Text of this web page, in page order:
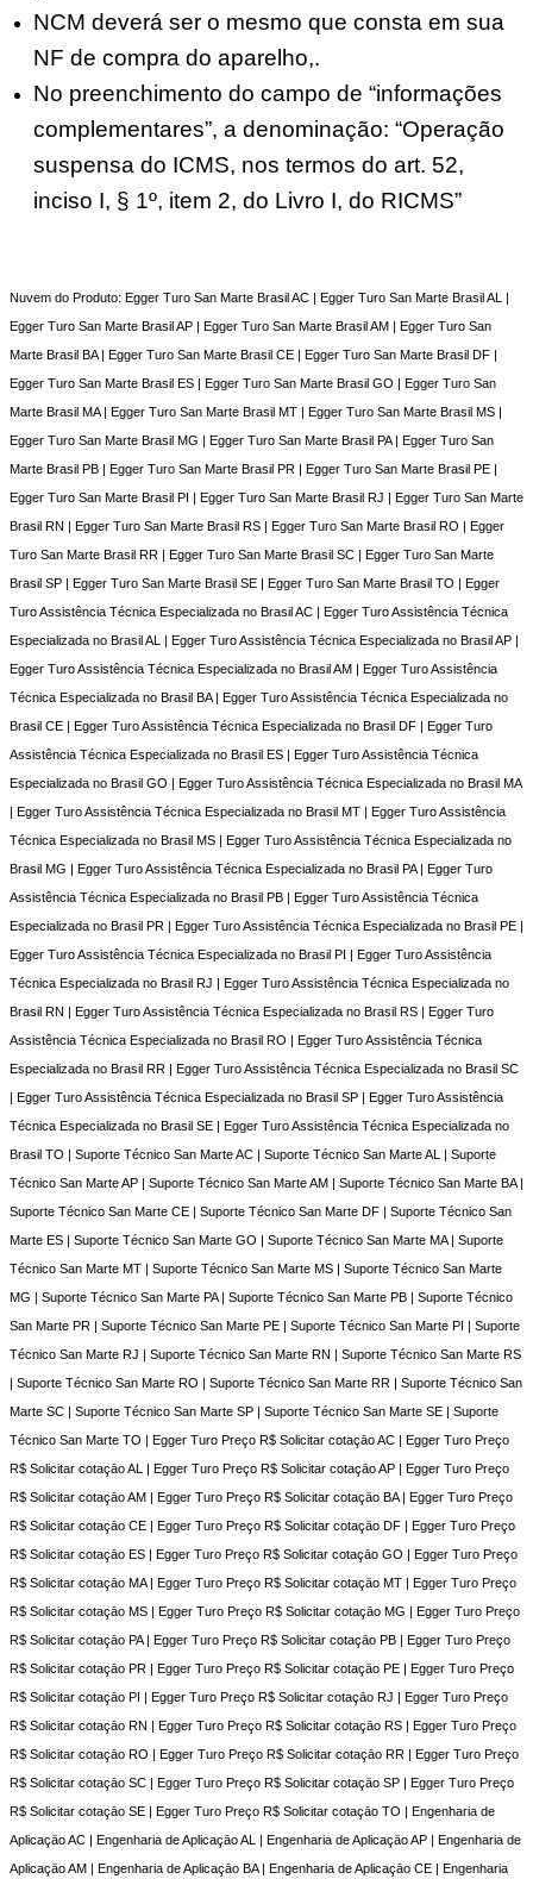
NCM deverá ser o mesmo que consta em sua
NF de compra do aparelho,.
No preenchimento do campo de “informações
complementares”, a denominação: “Operação
suspensa do ICMS, nos termos do art. 52,
inciso I, § 1º, item 2, do Livro I, do RICMS”
Nuvem do Produto: Egger Turo San Marte Brasil AC | Egger Turo San Marte Brasil AL |
Egger Turo San Marte Brasil AP | Egger Turo San Marte Brasil AM | Egger Turo San
Marte Brasil BA | Egger Turo San Marte Brasil CE | Egger Turo San Marte Brasil DF |
Egger Turo San Marte Brasil ES | Egger Turo San Marte Brasil GO | Egger Turo San
Marte Brasil MA | Egger Turo San Marte Brasil MT | Egger Turo San Marte Brasil MS |
Egger Turo San Marte Brasil MG | Egger Turo San Marte Brasil PA | Egger Turo San
Marte Brasil PB | Egger Turo San Marte Brasil PR | Egger Turo San Marte Brasil PE |
Egger Turo San Marte Brasil PI | Egger Turo San Marte Brasil RJ | Egger Turo San Marte
Brasil RN | Egger Turo San Marte Brasil RS | Egger Turo San Marte Brasil RO | Egger
Turo San Marte Brasil RR | Egger Turo San Marte Brasil SC | Egger Turo San Marte
Brasil SP | Egger Turo San Marte Brasil SE | Egger Turo San Marte Brasil TO | Egger
Turo Assistência Técnica Especializada no Brasil AC | Egger Turo Assistência Técnica
Especializada no Brasil AL | Egger Turo Assistência Técnica Especializada no Brasil AP |
Egger Turo Assistência Técnica Especializada no Brasil AM | Egger Turo Assistência
Técnica Especializada no Brasil BA | Egger Turo Assistência Técnica Especializada no
Brasil CE | Egger Turo Assistência Técnica Especializada no Brasil DF | Egger Turo
Assistência Técnica Especializada no Brasil ES | Egger Turo Assistência Técnica
Especializada no Brasil GO | Egger Turo Assistência Técnica Especializada no Brasil MA
| Egger Turo Assistência Técnica Especializada no Brasil MT | Egger Turo Assistência
Técnica Especializada no Brasil MS | Egger Turo Assistência Técnica Especializada no
Brasil MG | Egger Turo Assistência Técnica Especializada no Brasil PA | Egger Turo
Assistência Técnica Especializada no Brasil PB | Egger Turo Assistência Técnica
Especializada no Brasil PR | Egger Turo Assistência Técnica Especializada no Brasil PE |
Egger Turo Assistência Técnica Especializada no Brasil PI | Egger Turo Assistência
Técnica Especializada no Brasil RJ | Egger Turo Assistência Técnica Especializada no
Brasil RN | Egger Turo Assistência Técnica Especializada no Brasil RS | Egger Turo
Assistência Técnica Especializada no Brasil RO | Egger Turo Assistência Técnica
Especializada no Brasil RR | Egger Turo Assistência Técnica Especializada no Brasil SC
| Egger Turo Assistência Técnica Especializada no Brasil SP | Egger Turo Assistência
Técnica Especializada no Brasil SE | Egger Turo Assistência Técnica Especializada no
Brasil TO | Suporte Técnico San Marte AC | Suporte Técnico San Marte AL | Suporte
Técnico San Marte AP | Suporte Técnico San Marte AM | Suporte Técnico San Marte BA |
Suporte Técnico San Marte CE | Suporte Técnico San Marte DF | Suporte Técnico San
Marte ES | Suporte Técnico San Marte GO | Suporte Técnico San Marte MA | Suporte
Técnico San Marte MT | Suporte Técnico San Marte MS | Suporte Técnico San Marte
MG | Suporte Técnico San Marte PA | Suporte Técnico San Marte PB | Suporte Técnico
San Marte PR | Suporte Técnico San Marte PE | Suporte Técnico San Marte PI | Suporte
Técnico San Marte RJ | Suporte Técnico San Marte RN | Suporte Técnico San Marte RS
| Suporte Técnico San Marte RO | Suporte Técnico San Marte RR | Suporte Técnico San
Marte SC | Suporte Técnico San Marte SP | Suporte Técnico San Marte SE | Suporte
Técnico San Marte TO | Egger Turo Preço R$ Solicitar cotaçāo AC | Egger Turo Preço
R$ Solicitar cotaçāo AL | Egger Turo Preço R$ Solicitar cotaçāo AP | Egger Turo Preço
R$ Solicitar cotaçāo AM | Egger Turo Preço R$ Solicitar cotaçāo BA | Egger Turo Preço
R$ Solicitar cotaçāo CE | Egger Turo Preço R$ Solicitar cotaçāo DF | Egger Turo Preço
R$ Solicitar cotaçāo ES | Egger Turo Preço R$ Solicitar cotaçāo GO | Egger Turo Preço
R$ Solicitar cotaçāo MA | Egger Turo Preço R$ Solicitar cotaçāo MT | Egger Turo Preço
R$ Solicitar cotaçāo MS | Egger Turo Preço R$ Solicitar cotaçāo MG | Egger Turo Preço
R$ Solicitar cotaçāo PA | Egger Turo Preço R$ Solicitar cotaçāo PB | Egger Turo Preço
R$ Solicitar cotaçāo PR | Egger Turo Preço R$ Solicitar cotaçāo PE | Egger Turo Preço
R$ Solicitar cotaçāo PI | Egger Turo Preço R$ Solicitar cotaçāo RJ | Egger Turo Preço
R$ Solicitar cotaçāo RN | Egger Turo Preço R$ Solicitar cotaçāo RS | Egger Turo Preço
R$ Solicitar cotaçāo RO | Egger Turo Preço R$ Solicitar cotaçāo RR | Egger Turo Preço
R$ Solicitar cotaçāo SC | Egger Turo Preço R$ Solicitar cotaçāo SP | Egger Turo Preço
R$ Solicitar cotaçāo SE | Egger Turo Preço R$ Solicitar cotaçāo TO | Engenharia de
Aplicaçāo AC | Engenharia de Aplicaçāo AL | Engenharia de Aplicaçāo AP | Engenharia de
Aplicaçāo AM | Engenharia de Aplicaçāo BA | Engenharia de Aplicaçāo CE | Engenharia